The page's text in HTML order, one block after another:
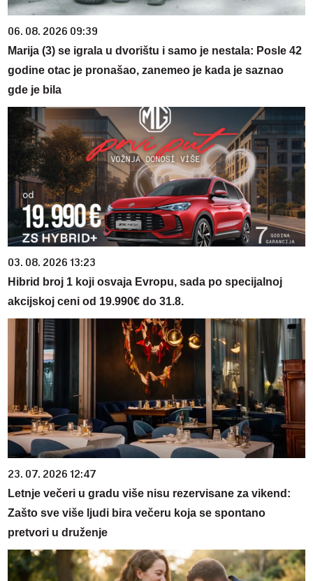
06. 08. 2026 09:39
Marija (3) se igrala u dvorištu i samo je nestala: Posle 42
godine otac je pronašao, zanemeo je kada je saznao
gde je bila
03. 08. 2026 13:23
Hibrid broj 1 koji osvaja Evropu, sada po specijalnoj
akcijskoj ceni od 19.990€ do 31.8.
23. 07. 2026 12:47
Letnje večeri u gradu više nisu rezervisane za vikend:
Zašto sve više ljudi bira večeru koja se spontano
pretvori u druženje